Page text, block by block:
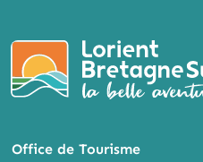
Office de Tourisme